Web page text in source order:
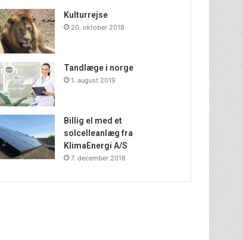
Kulturrejse
20. oktober 2018
Tandlæge i norge
1. august 2019
Billig el med et
solcelleanlæg fra
KlimaEnergi A/S
7. december 2018